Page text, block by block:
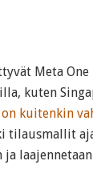
Meta
kuten
on kuitenkin
tilausmallit